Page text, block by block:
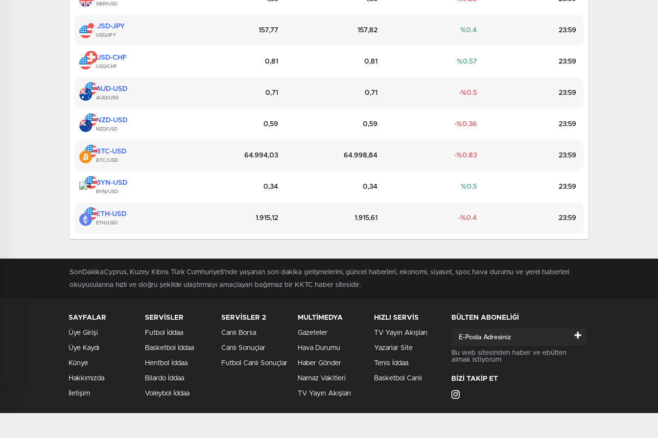
GBP/USD
USD-JPY
USD/JPY
157,77 157,82 0.4 23:59
USD-CHF
USD/CHF
0,81 0,81 0.57 23:59
AUD-USD
AUD/USD
0,71 0,71 0.5 23:59
NZD-USD
NZD/USD
0,59 0,59 0.36 23:59
BTC-USD
BTC/USD
64.994,03 64.998,84 0.83 23:59
BYN-USD
BYN/USD
0,34 0,34 0.5 23:59
ETH-USD
ETH/USD
1.915,12 1.915,61 0.4 23:59
SonDakikaCyprus, Kuzey Kıbrıs Türk Cumhuriyeti'nde yaşanan son dakika gelişmelerini, güncel haberleri, ekonomi, siyaset, spor, hava durumu ve yerel haberleri
okuyucularına hızlı ve doğru şekilde ulaştırmayı amaçlayan bağımsız bir KKTC haber sitesidir.
SAYFALAR
Üye Girişi
Üye Kaydı
Künye
Hakkımızda
İletişim
SERVİSLER
Futbol İddaa
Basketbol İddaa
Hentbol İddaa
Bilardo İddaa
Voleybol İddaa
SERVİSLER 2
Canlı Borsa
Canlı Sonuçlar
Futbol Canlı Sonuçlar
MULTİMEDYA
Gazeteler
Hava Durumu
Haber Gönder
Namaz Vakitleri
TV Yayın Akışları
HIZLI SERVİS
TV Yayın Akışları
Yazarlar Site
Tenis İddaa
Basketbol Canlı
BÜLTEN ABONELİĞİ
+
Bu web sitesinden haber ve ebülten
almak istiyorum
BİZİ TAKİP ET